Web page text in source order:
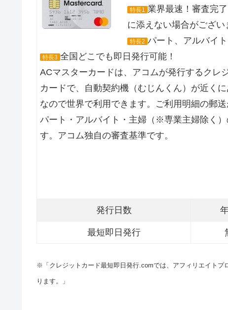
特長1 業界最速！審査完
に添えない場合がござい
特長2 パート、アルバイ
特長3 全国どこでも即日発行可能！
ACマスターカードは、アコムが発行するクレ
カードで、自動契約機（むじんくん）が近く
なので世界で利用できます。ご利用明細の郵
パート・アルバイト・主婦（※専業主婦除く
す。アコム独自の審査基準です。
発行日数
最短即日発行
※「クレジットカード最短即日発行.comでは、アフィリエイト
ります。」